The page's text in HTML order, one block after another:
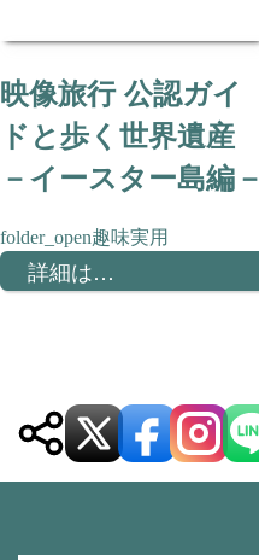
映像旅行 公認ガイ
ドと歩く世界遺産
－イースター島編－
趣味実用
詳細は…